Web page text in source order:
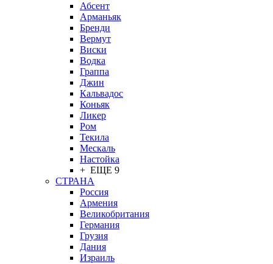
Абсент
Арманьяк
Бренди
Вермут
Виски
Водка
Граппа
Джин
Кальвадос
Коньяк
Ликер
Ром
Текила
Мескаль
Настойка
+ ЕЩЕ 9
СТРАНА
Россия
Армения
Великобритания
Германия
Грузия
Дания
Израиль